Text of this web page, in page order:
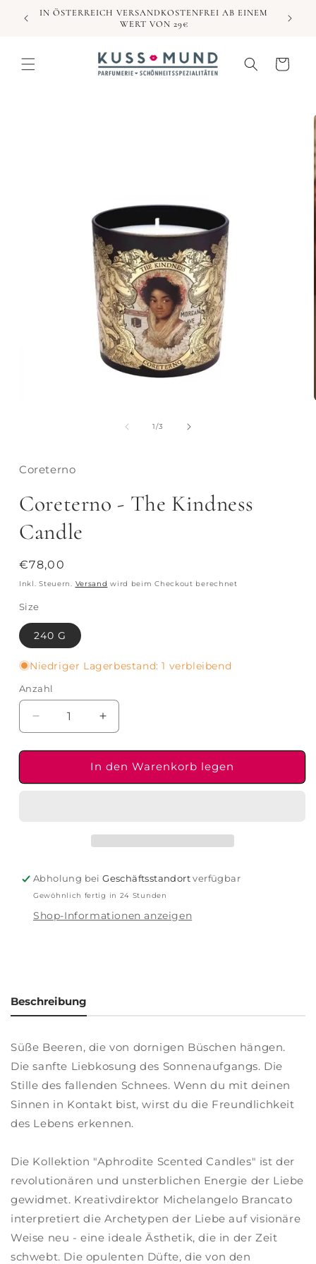
zumIN ÖSTERREICH VERSANDKOSTENFREI AB EINEM
WERT VON 29€
Warenkorb
1/von
3
Coreterno
Coreterno - The Kindness
Candle
Normaler
Preis
€78,00
Inkl. Steuern. Versand wird beim Checkout berechnet
Size
240 G
Niedriger Lagerbestand: 1 verbleibend
Anzahl
Verringere
die
Menge
Coreterno
Erhöhe
die
Menge
für
Coreterno
In den Warenkorb legen
Abholung beiGeschäftsstandortverfügbar
Gewöhnlich fertig in 24 Stunden
Shop-Informationen anzeigen
Beschreibung
Süße Beeren, die von dornigen Büschen hängen.
Die sanfte Liebkosung des Sonnenaufgangs. Die
Stille des fallenden Schnees. Wenn du mit deinen
Sinnen in Kontakt bist, wirst du die Freundlichkeit
des Lebens erkennen.
Die Kollektion "Aphrodite Scented Candles" ist der
revolutionären und unsterblichen Energie der Liebe
gewidmet. Kreativdirektor Michelangelo Brancato
interpretiert die Archetypen der Liebe auf visionäre
Weise neu - eine ideale Ästhetik, die in der Zeit
schwebt. Die opulenten Düfte, die von den